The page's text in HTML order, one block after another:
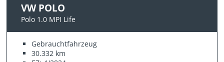
VW POLO
Polo 1.0 MPI Life
Gebrauchtfahrzeug
30.332 km